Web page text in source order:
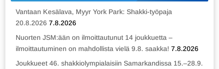
Vantaan Kesälava, Myyr York Park: Shakki-työpaja
20.8.2026 7.8.2026
Nuorten JSM:ään on ilmoittautunut 14 joukkuetta –
ilmoittautuminen on mahdollista vielä 9.8. saakka! 7.8.2026
Joukkueet 46. shakkiolympialaisiin Samarkandissa 15.–28.9.